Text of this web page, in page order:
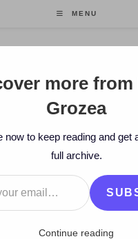
MENU
Florin Grozea
FOUNDER/CEO
> 10 > Blog
more
Grozea
now to keep reading and get
full archive.
Continue reading